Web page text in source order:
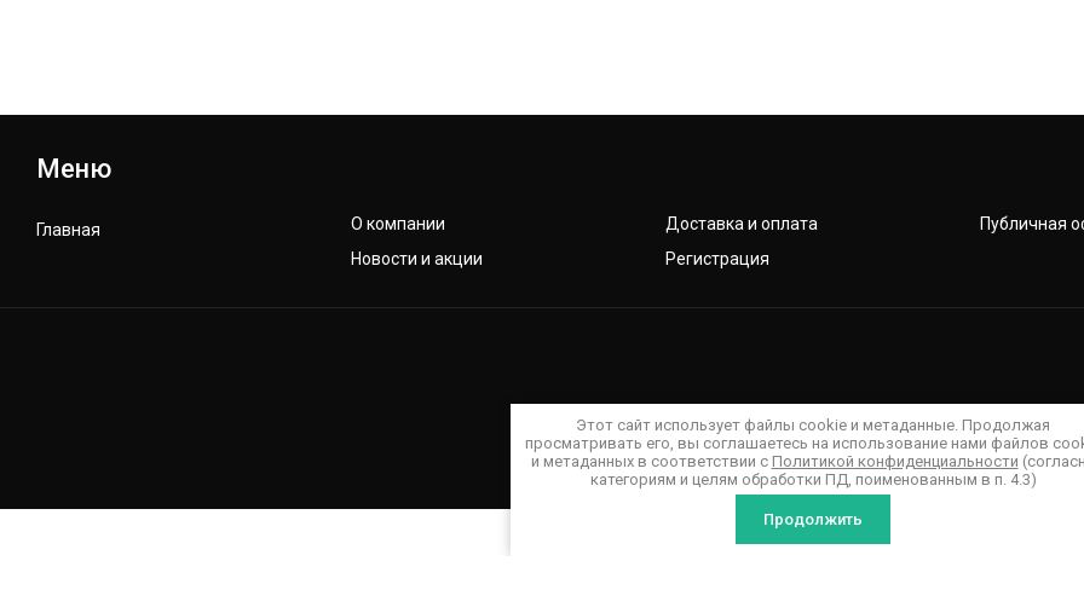
Меню
Главная
О компании
Новости и акции
Доставка и оплата
Регистрация
Публичная
Этот сайт использует файлы cookie и метаданные. Продолжая
просматривать его, вы соглашаетесь на использование нами файлов
и метаданных в соответствии с Политикой конфиденциальности
категориям и целям обработки ПД, поименованным в п. 4.3)
Продолжить